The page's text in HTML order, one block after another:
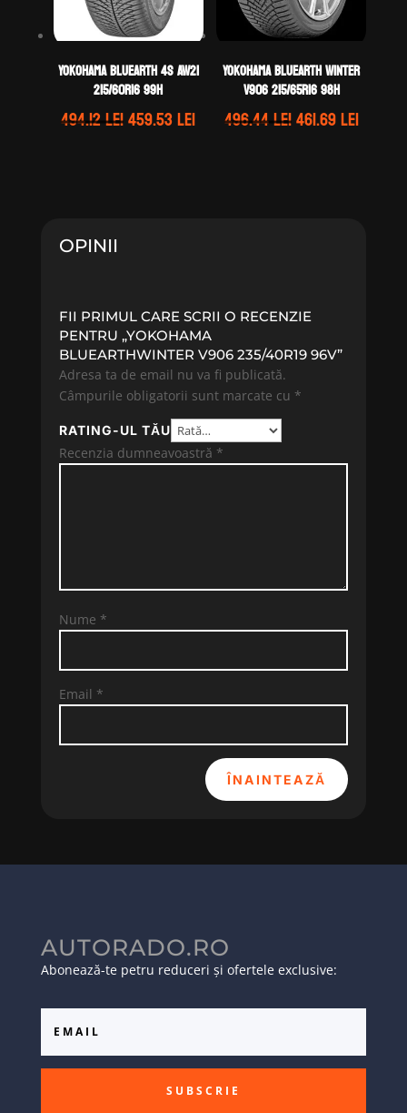
Yokohama BLUEARTH 4S AW21
215/60R16 99H
494.12leiPrețul
459.53leiPrețul
Yokohama BLUEARTH WINTER
V906 215/65R16 98H
496.44leiPrețul
461.69leiPrețul
OPINII
FII PRIMUL CARE SCRII O RECENZIE
PENTRU „YOKOHAMA
BLUEARTHWINTER V906 235/40R19 96V”
Adresa ta de email nu va fi publicată.
Câmpurile obligatorii sunt marcate cu *
RATING-UL TĂU
Recenzia dumneavoastră *
Nume *
Email *
ÎNAINTEAZĂ
AUTORADO.RO
Abonează-te petru reduceri și ofertele exclusive:
SUBSCRIE